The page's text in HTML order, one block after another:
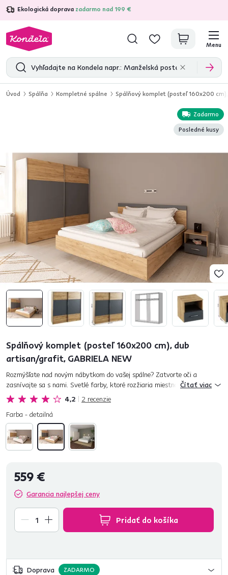
Ekologická doprava zadarmo nad 199 €
4,7 31 211overených produktových recenzií
Menu
Úvod Spálňa Kompletné spálne Spálňový komplet (posteľ 160x200
Zadarmo
Posledné kusy
Spálňový komplet (posteľ 160x200 cm), dub
artisan/grafit, GABRIELA NEW
4,2 2 recenzie
Rozmýšľate nad novým nábytkom do vašej spálne? Zatvorte oči a
zasnívajte sa s nami. Svetlé farby, ktoré rozžiaria miestnosť. Kvalitný a
stabilný materiál. Trendový dizajn, ktorý sa vám nezunuje ani...
Čítať viac
Farba - detailná
559 €
Garancia najlepšej ceny
Pridať do košíka
Doprava ZADARMO